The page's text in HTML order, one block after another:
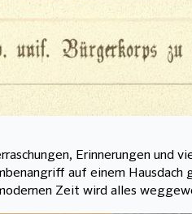
Erinnerungen und
auf einem
Zeit wird alles